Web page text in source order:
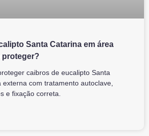
Santa Catarina em área
proteger?
caibros de eucalipto Santa
externa com tratamento autoclave,
e fixação correta.